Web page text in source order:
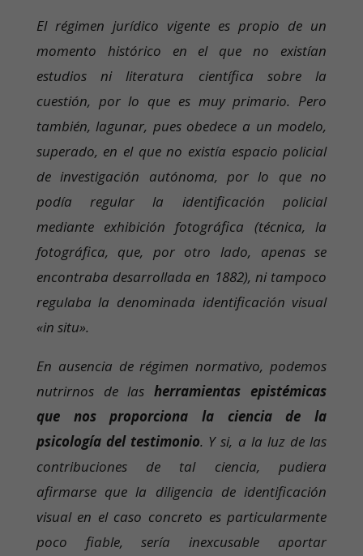
El régimen jurídico vigente es propio de un
momento histórico en el que no existían
estudios ni literatura científica sobre la
cuestión, por lo que es muy primario. Pero
también, lagunar, pues obedece a un modelo,
superado, en el que no existía espacio policial
de investigación autónoma, por lo que no
podía regular la identificación policial
mediante exhibición fotográfica (técnica, la
fotográfica, que, por otro lado, apenas se
encontraba desarrollada en 1882), ni tampoco
regulaba la denominada identificación visual
«in situ».
En ausencia de régimen normativo, podemos
nutrirnos de lasherramientas epistémicas
que nos proporciona la ciencia de la
psicología del testimonio. Y si, a la luz de las
contribuciones de tal ciencia, pudiera
afirmarse que la diligencia de identificación
visual en el caso concreto es particularmente
poco fiable, sería inexcusable aportar